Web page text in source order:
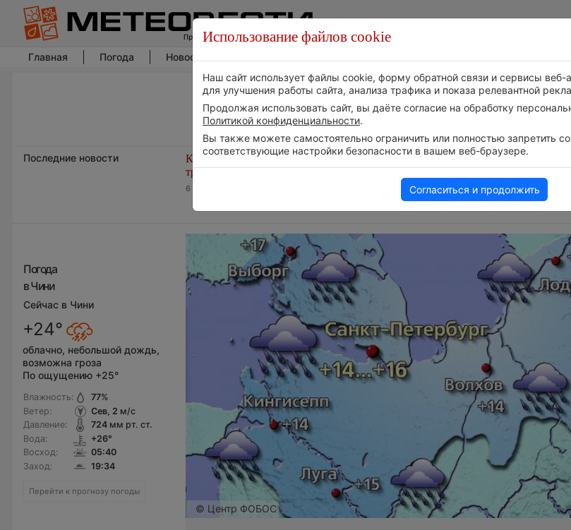
Главная Погода Новости погоды
Последние новости
Космическая погода и
транспорт
6 августа 2026 | 15:13
Следите за развитием
событий в нашем
Телеграм-канале
Погода
в Чини
Сейчас в Чини
+24°
облачно, небольшой дождь,
возможна гроза
По ощущению +25°
Влажность:
Ветер:
Давление:
Вода:
Восход:
Заход:
77%
Сев, 2 м/с
724мм рт. ст.
+26°
05:40
19:34
Перейти к прогнозу погоды
© Центр ФОБОС
Использование файлов cookie
Наш сайт использует файлы cookie, форму обратной связи и сервисы
для улучшения работы сайта, анализа трафика и показа релевантной
Продолжая использовать сайт, вы даёте согласие на обработку
Политикой конфиденциальности.
Вы также можете самостоятельно ограничить или полностью запретить
соответствующие настройки безопасности в вашем веб-браузере.
Согласиться и продолжить